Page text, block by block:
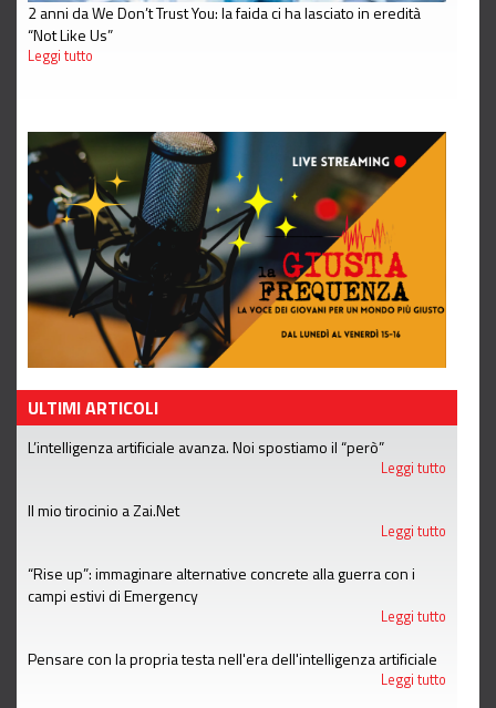
2 anni da We Don’t Trust You: la faida ci ha lasciato in eredità
“Not Like Us”
Leggi tutto
ULTIMI ARTICOLI
L’intelligenza artificiale avanza. Noi spostiamo il “però”
Leggi tutto
Il mio tirocinio a Zai.Net
Leggi tutto
“Rise up”: immaginare alternative concrete alla guerra con i
campi estivi di Emergency
Leggi tutto
Pensare con la propria testa nell'era dell'intelligenza artificiale
Leggi tutto